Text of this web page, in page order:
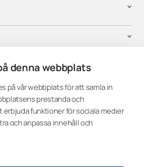
denna webbplats
på vår webbplats för att samla in
prestanda och
erbjuda funktioner för sociala medier
och anpassa innehåll och
i sociala medier